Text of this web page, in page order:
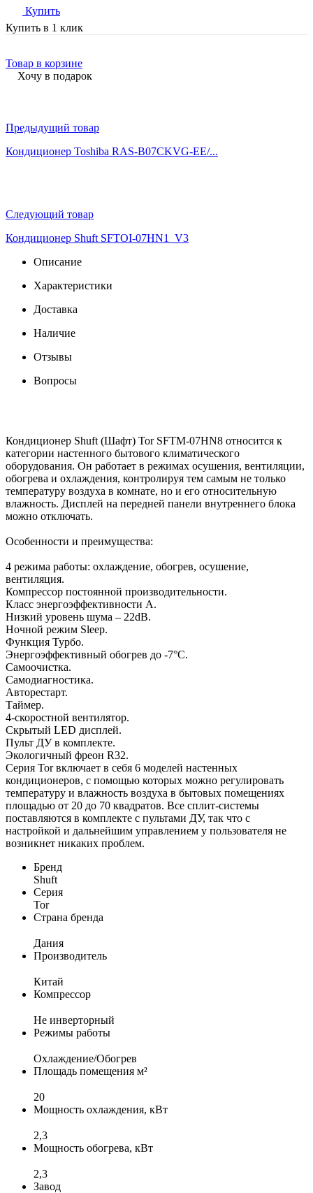
Купить
Купить в 1 клик
Товар в корзине
Хочу в подарок
Предыдущий товар
Кондиционер Toshiba RAS-B07CKVG-EE/...
Следующий товар
Кондиционер Shuft SFTOI-07HN1_V3
Описание
Характеристики
Доставка
Наличие
Отзывы
Вопросы
Кондиционер Shuft (Шафт) Tor SFTM-07HN8 относится к
категории настенного бытового климатического
оборудования. Он работает в режимах осушения, вентиляции,
обогрева и охлаждения, контролируя тем самым не только
температуру воздуха в комнате, но и его относительную
влажность. Дисплей на передней панели внутреннего блока
можно отключать.
Особенности и преимущества:
4 режима работы: охлаждение, обогрев, осушение,
вентиляция.
Компрессор постоянной производительности.
Класс энергоэффективности A.
Низкий уровень шума – 22dB.
Ночной режим Sleep.
Функция Турбо.
Энергоэффективный обогрев до -7°C.
Самоочистка.
Самодиагностика.
Авторестарт.
Таймер.
4-скоростной вентилятор.
Скрытый LED дисплей.
Пульт ДУ в комплекте.
Экологичный фреон R32.
Серия Tor включает в себя 6 моделей настенных
кондиционеров, с помощью которых можно регулировать
температуру и влажность воздуха в бытовых помещениях
площадью от 20 до 70 квадратов. Все сплит-системы
поставляются в комплекте с пультами ДУ, так что с
настройкой и дальнейшим управлением у пользователя не
возникнет никаких проблем.
Бренд
Shuft
Серия
Tor
Страна бренда
Дания
Производитель
Китай
Компрессор
Не инверторный
Режимы работы
Охлаждение/Обогрев
Площадь помещения м²
20
Мощность охлаждения, кВт
2,3
Мощность обогрева, кВт
2,3
Завод